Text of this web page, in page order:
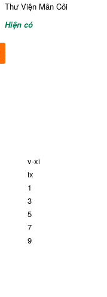
Thư Viện Mân Côi
Hiện có
v-xi
ix
1
3
5
7
9